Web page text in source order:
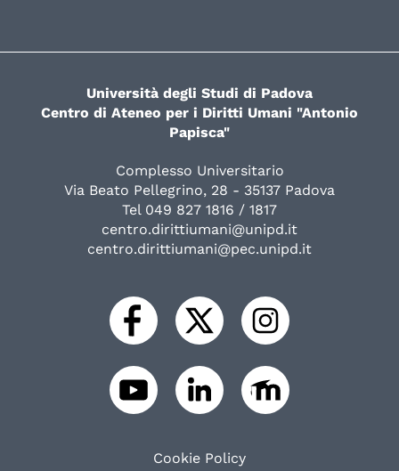
Università degli Studi di Padova
Centro di Ateneo per i Diritti Umani "Antonio
Papisca"
Complesso Universitario
Via Beato Pellegrino, 28 - 35137 Padova
Tel 049 827 1816 / 1817
centro.dirittiumani@unipd.it
centro.dirittiumani@pec.unipd.it
Cookie Policy